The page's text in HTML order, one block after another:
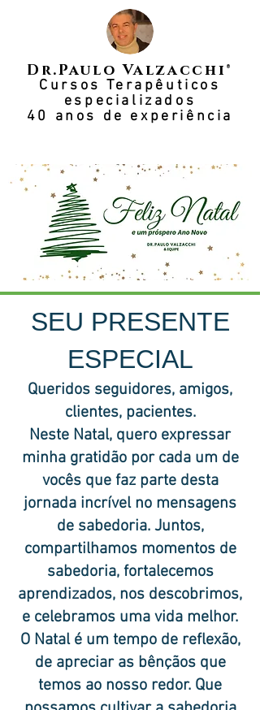
Dr.Paulo Valzacchi®
Cursos Terapêuticos
especializados
40 anos de experiência
SEU PRESENTE
ESPECIAL
Queridos seguidores, amigos,
clientes, pacientes.
Neste Natal, quero expressar
minha gratidão por cada um de
vocês que faz parte desta
jornada incrível no mensagens
de sabedoria. Juntos,
compartilhamos momentos de
sabedoria, fortalecemos
aprendizados, nos descobrimos,
e celebramos uma vida melhor.
O Natal é um tempo de reflexão,
de apreciar as bênçãos que
temos ao nosso redor. Que